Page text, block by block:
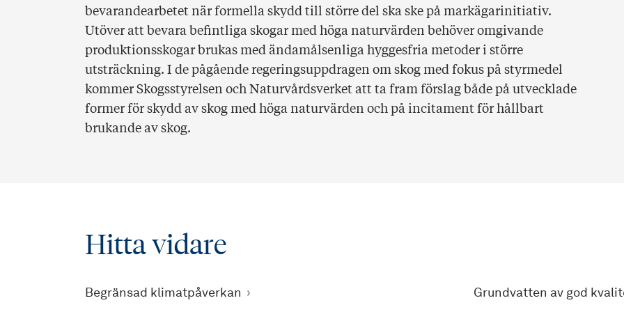
bevarandearbetet när formella skydd till större del ska ske på markägarinitiativ.
Utöver att bevara befintliga skogar med höga naturvärden behöver omgivande
produktionsskogar brukas med ändamålsenliga hyggesfria metoder i större
utsträckning. I de pågående regeringsuppdragen om skog med fokus på styrmedel
kommer Skogsstyrelsen och Naturvårdsverket att ta fram förslag både på utvecklade
former för skydd av skog med höga naturvärden och på incitament för hållbart
brukande av skog.
Hitta vidare
Begränsad klimatpåverkan Grundvatten av god